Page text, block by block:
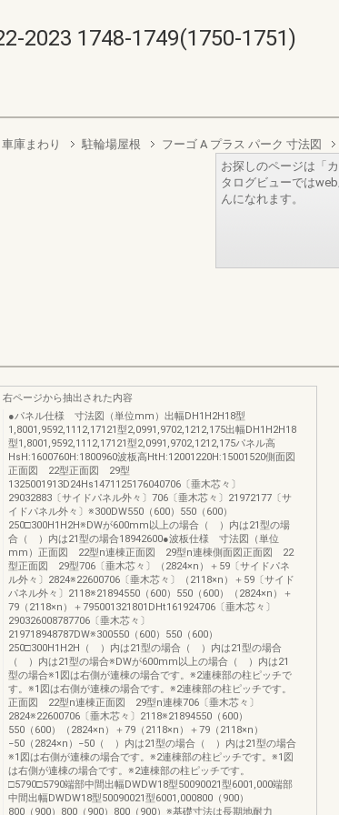
2023 1748-1749(1750-1751)
車庫まわり 駐輪場屋根 フーゴ A プラス パーク 寸法図
お探しのページは「
タログビューでは
んになれます。
右ページから抽出された内容
●パネル仕様 寸法図（単位mm）出幅DH1H2H18型
1,8001,9592,1112,17121型2,0991,9702,1212,175出幅DH1H2H18
型1,8001,9592,1112,17121型2,0991,9702,1212,175パネル高
HsH:1600760H:1800960波板高HtH:12001220H:15001520側面図
正面図 22型正面図 29型
1325001913D24Hs1471125176040706〔垂木芯々〕
29032883〔サイドパネル外々〕706〔垂木芯々〕21972177〔サ
イドパネル外々〕※300DW550（600）550（600）
250□300H1H2H※DWが600mm以上の場合（ ）内は21型の場
合（ ）内は21型の場合18942600●波板仕様 寸法図（単位
mm）正面図 22型n連棟正面図 29型n連棟側面図正面図 22
型正面図 29型706〔垂木芯々〕（2824×n）＋59〔サイドパネ
ル外々〕2824※22600706〔垂木芯々〕（2118×n）＋59〔サイド
パネル外々〕2118※21894550（600）550（600）（2824×n）＋
79（2118×n）＋795001321801DHt161924706〔垂木芯々〕
290326008787706〔垂木芯々〕
219718948787DW※300550（600）550（600）
250□300H1H2H（ ）内は21型の場合（ ）内は21型の場合
（ ）内は21型の場合※DWが600mm以上の場合（ ）内は21
型の場合※1図は右側が連棟の場合です。※2連棟部の柱ピッチで
す。※1図は右側が連棟の場合です。※2連棟部の柱ピッチです。
正面図 22型n連棟正面図 29型n連棟706〔垂木芯々〕
2824※22600706〔垂木芯々〕2118※21894550（600）
550（600）（2824×n）＋79（2118×n）＋79（2118×n）
−50（2824×n）−50（ ）内は21型の場合（ ）内は21型の場合
※1図は右側が連棟の場合です。※2連棟部の柱ピッチです。※1図
は右側が連棟の場合です。※2連棟部の柱ピッチです。
□5790□5790端部中間出幅DWDW18型50090021型6001,000端部
中間出幅DWDW18型50090021型6001,000800（900）
800（900）800（900）800（900）※基礎寸法は長期地耐力